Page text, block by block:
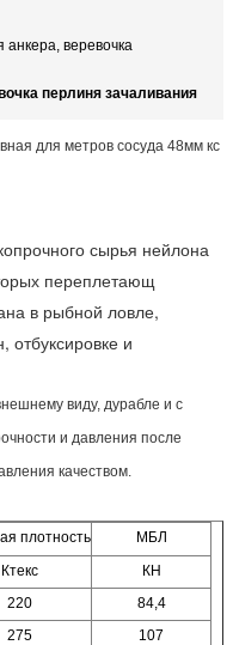
веревочка
перлиня зачаливания
для метров сосуда 48мм кс
сырья нейлона
переплетающ
в рыбной ловле,
отбуксировке и
виду, дурабле и с
и давления после
качеством.
плотность
МБЛ
Ктекс
КН
220
84,4
275
107